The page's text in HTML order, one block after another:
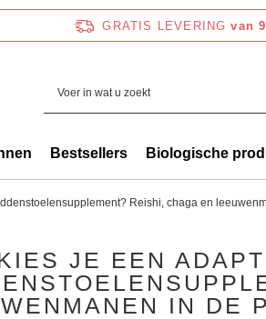
GRATIS LEVERING van
Bestsellers Biologische
Reishi, chaga en
JE EEN
IN DE